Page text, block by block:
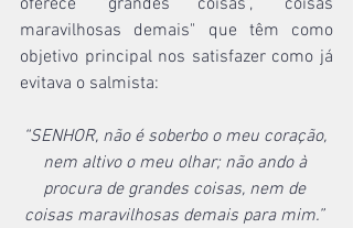
oferece "grandes coisas", "coisas
maravilhosas demais" que têm como
objetivo principal nos satisfazer como já
evitava o salmista:
“SENHOR, não é soberbo o meu coração,
nem altivo o meu olhar; não ando à
procura de grandes coisas, nem de
coisas maravilhosas demais para mim.”